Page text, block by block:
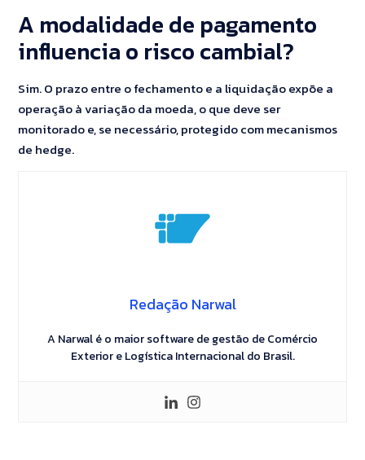
A modalidade de pagamento
influencia o risco cambial?
Sim. O prazo entre o fechamento e a liquidação expõe a
operação à variação da moeda, o que deve ser
monitorado e, se necessário, protegido com mecanismos
de hedge.
Redação Narwal
A Narwal é o maior software de gestão de Comércio
Exterior e Logística Internacional do Brasil.